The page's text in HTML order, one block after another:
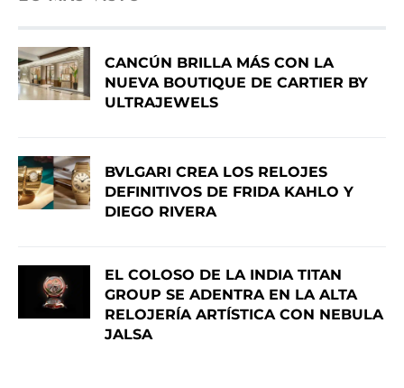
CANCÚN BRILLA MÁS CON LA
NUEVA BOUTIQUE DE CARTIER BY
ULTRAJEWELS
BVLGARI CREA LOS RELOJES
DEFINITIVOS DE FRIDA KAHLO Y
DIEGO RIVERA
EL COLOSO DE LA INDIA TITAN
GROUP SE ADENTRA EN LA ALTA
RELOJERÍA ARTÍSTICA CON NEBULA
JALSA